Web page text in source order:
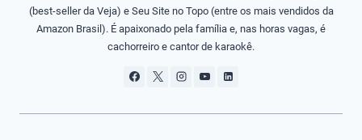
(best-seller da Veja) e Seu Site no Topo (entre os mais vendidos da
Amazon Brasil). É apaixonado pela família e, nas horas vagas, é
cachorreiro e cantor de karaokê.